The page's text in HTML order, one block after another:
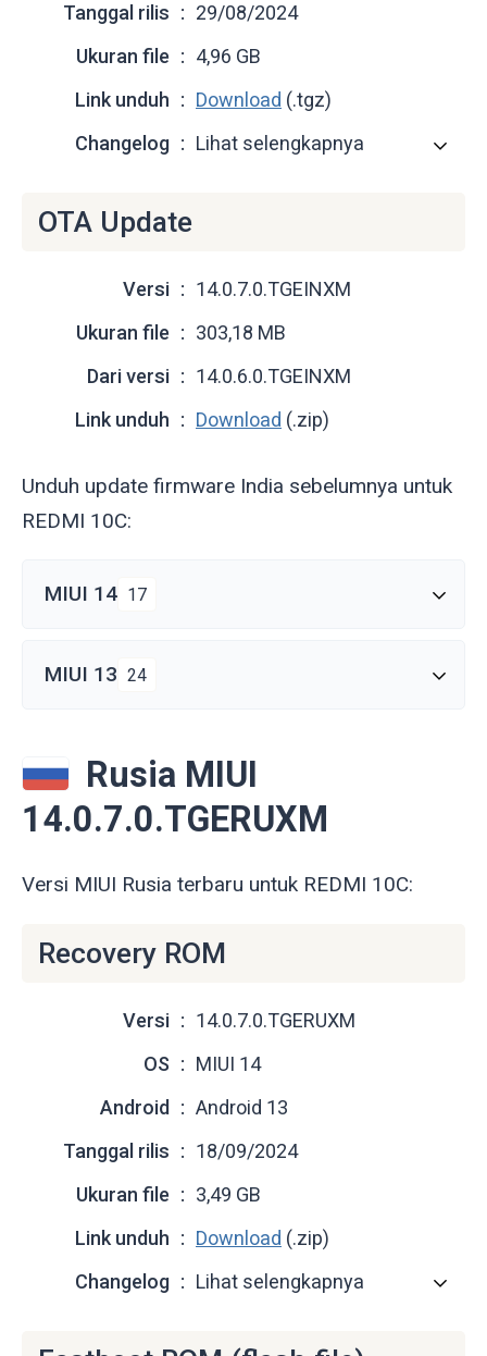
Tanggal rilis
29/08/2024
Ukuran file
4,96 GB
Link unduh
Download (.tgz)
Changelog
Lihat selengkapnya
OTA Update
Versi
14.0.7.0.TGEINXM
Ukuran file
303,18 MB
Dari versi
14.0.6.0.TGEINXM
Link unduh
Download (.zip)
Unduh update firmware India sebelumnya untuk
REDMI 10C:
MIUI 14 17
MIUI 13 24
Rusia MIUI
14.0.7.0.TGERUXM
Versi MIUI Rusia terbaru untuk REDMI 10C:
Recovery ROM
Versi
14.0.7.0.TGERUXM
OS
MIUI 14
Android
Android 13
Tanggal rilis
18/09/2024
Ukuran file
3,49 GB
Link unduh
Download (.zip)
Changelog
Lihat selengkapnya